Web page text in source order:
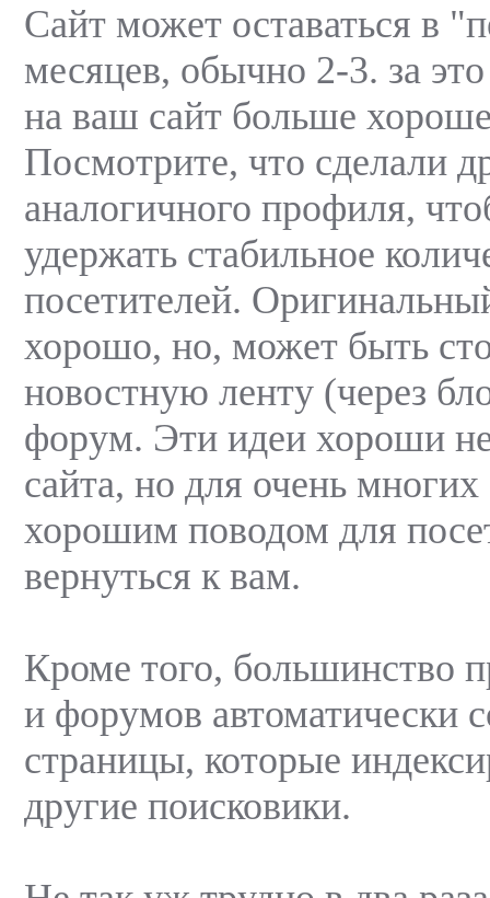
Сайт может оставаться в
месяцев, обычно 2-3. за
на ваш сайт больше
Посмотрите, что сделали
аналогичного профиля,
удержать стабильное
посетителей.
хорошо, но, может быть
новостную ленту (через
форум. Эти идеи хороши
сайта, но для очень
хорошим поводом для
вернуться к вам.
Кроме того, большинство
и форумов автоматически
страницы, которые
другие поисковики.